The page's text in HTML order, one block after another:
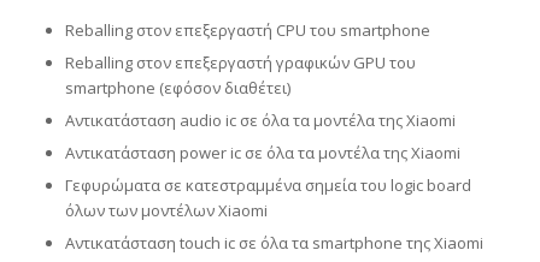
Reballing στον επεξεργαστή CPU του smartphone
Reballing στον επεξεργαστή γραφικών GPU του
smartphone (εφόσον διαθέτει)
Αντικατάσταση audio ic σε όλα τα μοντέλα της Xiaomi
Αντικατάσταση power ic σε όλα τα μοντέλα της Xiaomi
Γεφυρώματα σε κατεστραμμένα σημεία του logic board
όλων των μοντέλων Xiaomi
Αντικατάσταση touch ic σε όλα τα smartphone της Xiaomi